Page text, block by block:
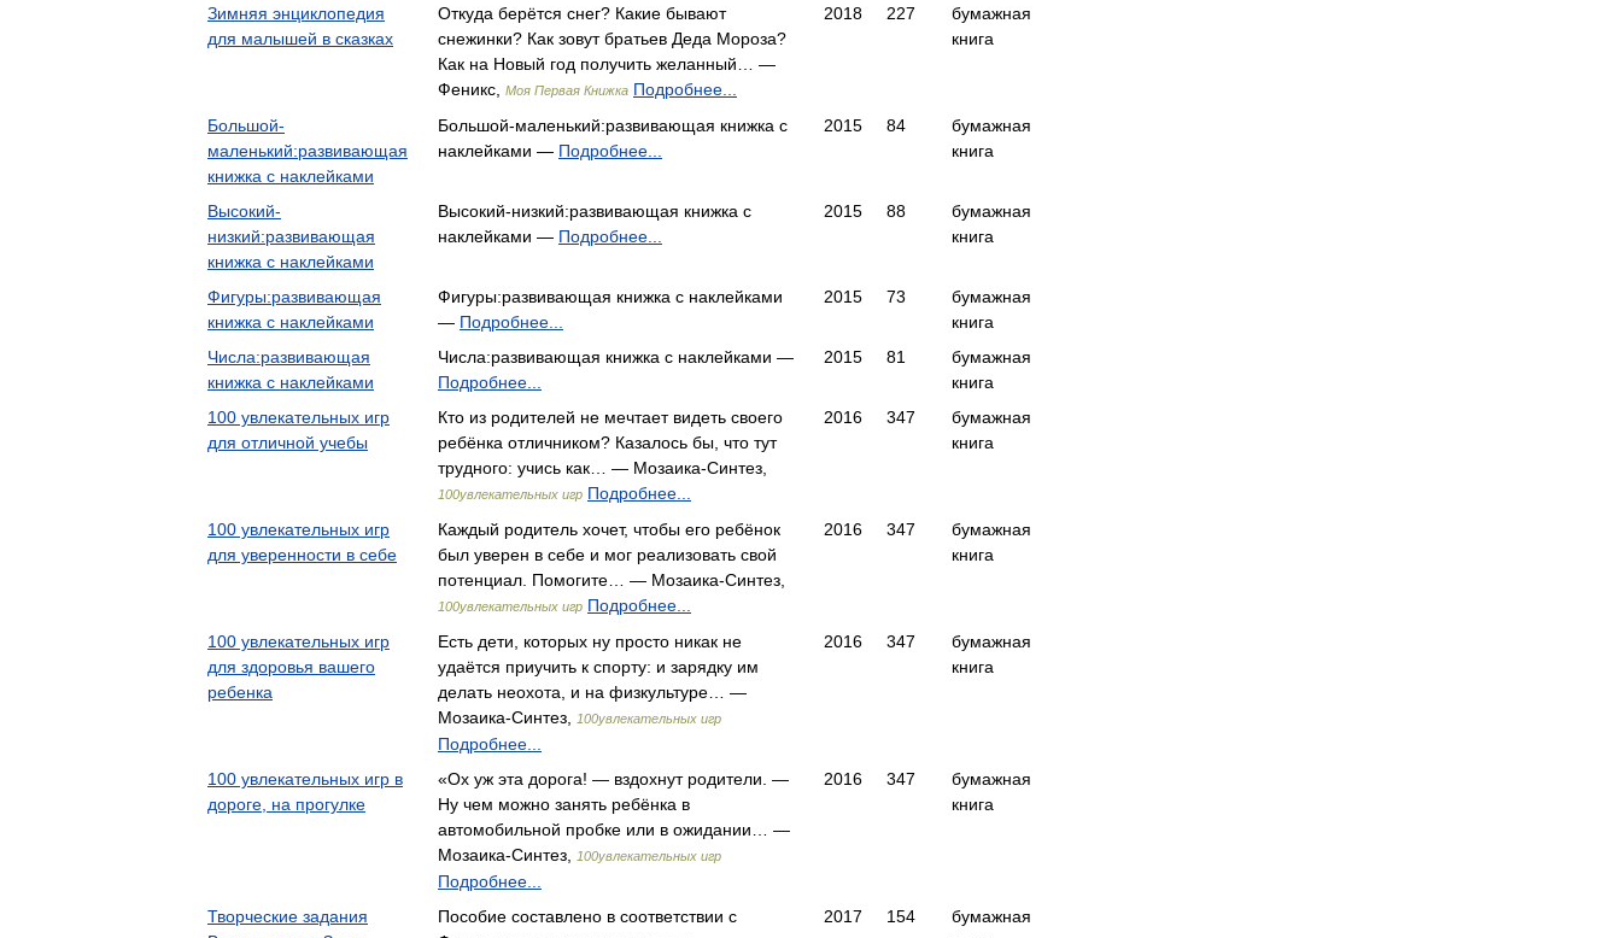
Зимняя энциклопедия
для малышей в сказках
Откуда берётся снег? Какие бывают
снежинки? Как зовут братьев Деда Мороза?
Как на Новый год получить желанный… —
Феникс,
Моя Первая Книжка Подробнее...
2018 227
бумажная
книга
Большой-
маленький:развивающая
книжка с наклейками
Большой-маленький:развивающая книжка с
наклейками — Подробнее...
2015 84
бумажная
книга
Высокий-
низкий:развивающая
книжка с наклейками
Высокий-низкий:развивающая книжка с
наклейками — Подробнее...
2015 88
бумажная
книга
Фигуры:развивающая
книжка с наклейками
Фигуры:развивающая книжка с наклейками
— Подробнее...
2015 73
бумажная
книга
Числа:развивающая
книжка с наклейками
Числа:развивающая книжка с наклейками —
Подробнее...
2015 81
бумажная
книга
100 увлекательных игр
для отличной учебы
Кто из родителей не мечтает видеть своего
ребёнка отличником? Казалось бы, что тут
трудного: учись как… — Мозаика-Синтез,
100увлекательных игр Подробнее...
2016 347
бумажная
книга
100 увлекательных игр
для уверенности в себе
Каждый родитель хочет, чтобы его ребёнок
был уверен в себе и мог реализовать свой
потенциал. Помогите… — Мозаика-Синтез,
100увлекательных игр Подробнее...
2016 347
бумажная
книга
100 увлекательных игр
для здоровья вашего
ребенка
Есть дети, которых ну просто никак не
удаётся приучить к спорту: и зарядку им
делать неохота, и на физкультуре… —
Мозаика-Синтез,
100увлекательных игр
Подробнее...
2016 347
бумажная
книга
100 увлекательных игр в
дороге, на прогулке
«Ох уж эта дорога! — вздохнут родители. —
Ну чем можно занять ребёнка в
автомобильной пробке или в ожидании… —
Мозаика-Синтез,
100увлекательных игр
Подробнее...
2016 347
бумажная
книга
Творческие задания
Пособие составлено в соответствии с
2017 154
бумажная